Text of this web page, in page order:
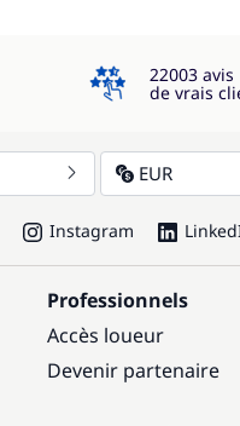
4.3
22003 avis
de vrais
EUR
Instagram
Professionnels
Accès loueur
Devenir partenaire